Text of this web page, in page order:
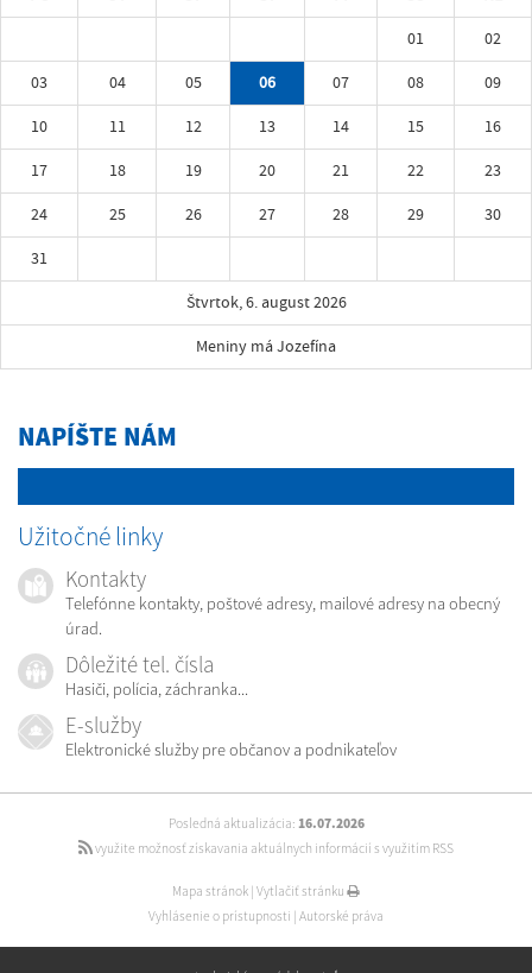
01
02
03
04 05 06 07 08
09
10
11 12 13 14 15
16
17
18 19 20 21 22
23
24
25 26 27 28 29
30
31
Štvrtok, 6. august 2026
Meniny má Jozefína
NAPÍŠTE NÁM
Užitočné linky
Kontakty
Telefónne kontakty, poštové adresy, mailové adresy na obecný
úrad.
Dôležité tel. čísla
Hasiči, polícia, záchranka...
E-služby
Elektronické služby pre občanov a podnikateľov
Posledná aktualizácia: 16.07.2026
využite možnosť získavania aktuálnych informácií s využitím RSS
Mapa stránok | Vytlačiť stránku
Vyhlásenie o prístupnosti | Autorské práva